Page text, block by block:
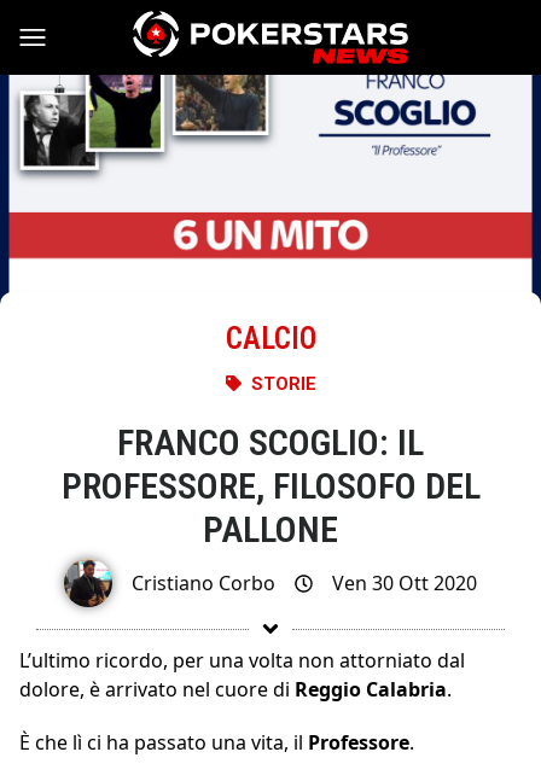
Vai al contenuto
CALCIO
STORIE
FRANCO SCOGLIO: IL
PROFESSORE, FILOSOFO DEL
PALLONE
Cristiano Corbo Ven 30 Ott 2020
L’ultimo ricordo, per una volta non attorniato dal
dolore, è arrivato nel cuore di Reggio Calabria.
È che lì ci ha passato una vita, il Professore.